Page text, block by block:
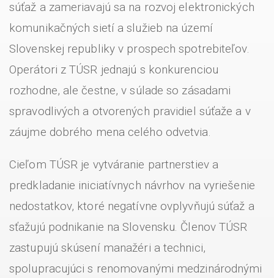
súťaž a zameriavajú sa na rozvoj elektronických
komunikačných sietí a služieb na území
Slovenskej republiky v prospech spotrebiteľov.
Operátori z TÚSR jednajú s konkurenciou
rozhodne, ale čestne, v súlade so zásadami
spravodlivých a otvorených pravidiel súťaže a v
záujme dobrého mena celého odvetvia.
Cieľom TÚSR je vytváranie partnerstiev a
predkladanie iniciatívnych návrhov na vyriešenie
nedostatkov, ktoré negatívne ovplyvňujú súťaž a
sťažujú podnikanie na Slovensku. Členov TÚSR
zastupujú skúsení manažéri a technici,
spolupracujúci s renomovanými medzinárodnými